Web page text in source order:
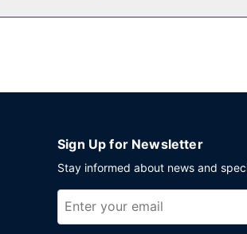
Sign Up for Newsletter
Stay informed about news and